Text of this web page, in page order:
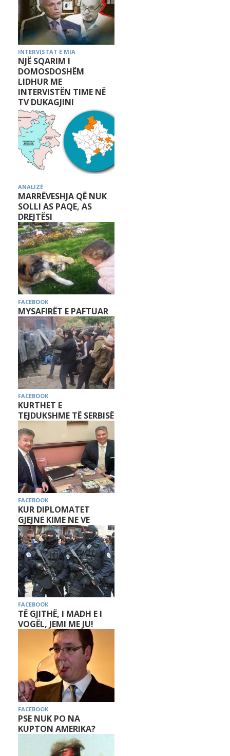
INTERVISTAT E MIA
NJË SQARIM I
DOMOSDOSHËM
LIDHUR ME
INTERVISTËN TIME NË
TV DUKAGJINI
ANALIZË
MARRËVESHJA QË NUK
SOLLI AS PAQE, AS
DREJTËSI
FACEBOOK
MYSAFIRËT E PAFTUAR
FACEBOOK
KURTHET E
TEJDUKSHME TË SERBISË
FACEBOOK
KUR DIPLOMATET
GJEJNE KIME NE VE
FACEBOOK
TË GJITHË, I MADH E I
VOGËL, JEMI ME JU!
FACEBOOK
PSE NUK PO NA
KUPTON AMERIKA?